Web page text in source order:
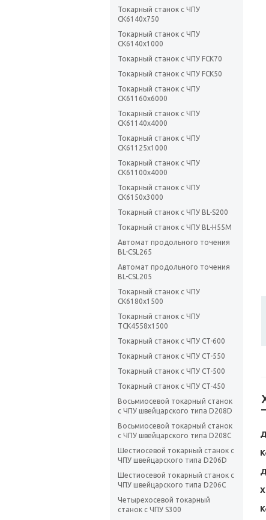
Токарный станок с ЧПУ
CK6140х750
Токарный станок с ЧПУ
CK6140х1000
Токарный станок с ЧПУ FCK70
Токарный станок с ЧПУ FCK50
Токарный станок с ЧПУ
CK61160x6000
Токарный станок с ЧПУ
CK61140x4000
Токарный станок с ЧПУ
CK61125x1000
Токарный станок с ЧПУ
CK61100х4000
Токарный станок с ЧПУ
CK6150x3000
Токарный станок с ЧПУ BL-S200
Токарный станок с ЧПУ BL-H55M
Автомат продольного точения
BL-CSL265
Автомат продольного точения
BL-CSL205
Токарный станок с ЧПУ
CK6180х1500
Токарный станок с ЧПУ
TCK4558х1500
Токарный станок с ЧПУ CT-600
Токарный станок с ЧПУ CT-550
Токарный станок с ЧПУ CT-500
Токарный станок с ЧПУ CT-450
Восьмиосевой токарный станок
с ЧПУ швейцарского типа D208D
Восьмиосевой токарный станок
с ЧПУ швейцарского типа D208C
Шестиосевой токарный станок с
ЧПУ швейцарского типа D206D
Шестиосевой токарный станок с
ЧПУ швейцарского типа D206C
Четырехосевой токарный
станок с ЧПУ S300